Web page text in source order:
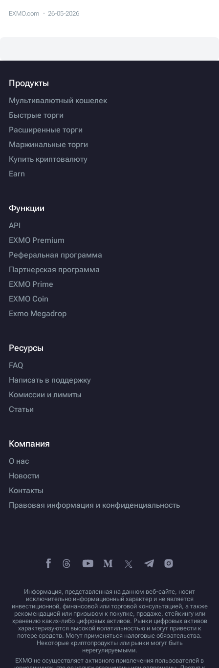
EXMO.com 26-05-2026
Продукты
Мультивалютный кошелек
Быстрые торги
Расширенные торги
Маржинальные торги
Купить криптовалюту
Earn
Функции
API
EXMO Premium
Реферальная программа
Партнерская программа
EXMO Prime
EXMO Coin
Exmo Megadrop
Ресурсы
FAQ
Написать в поддержку
Комиссии и лимиты
Статьи
Компания
О нас
Новости
Контакты
Правовая информация и конфиденциальность
Информация, представленная на данном веб-сайте, носит
исключительно информационный характер и не является
инвестиционной, финансовой или торговой консультацией, а также
рекомендацией или призывом к покупке, продаже, стейкингу или
хранению каких-либо цифровых активов. Рынки цифровых активов
характеризуются высокой волатильностью и могут привести к
потере средств. Могут применяться налоговые обязательства.
Некоторые криптопродукты или рынки могут быть
нерегулируемыми.
EXMO не осуществляет активного привлечения пользователей в